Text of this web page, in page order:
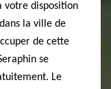
votre disposition
la ville de
de cette
se
Le